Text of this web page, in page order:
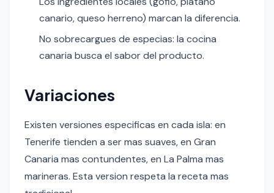
canario, queso herreno) marcan la diferencia.
No sobrecargues de especias: la cocina
canaria busca el sabor del producto.
Variaciones
Existen versiones especificas en cada isla: en
Tenerife tienden a ser mas suaves, en Gran
Canaria mas contundentes, en La Palma mas
marineras. Esta version respeta la receta mas